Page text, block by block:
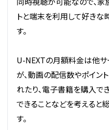
トと端末を利用して好き
す。
U-NEXTの月額料金は他サ
が、動画の配信数やポイン
れたり、電子書籍を購入で
できることなどを考えると
す。